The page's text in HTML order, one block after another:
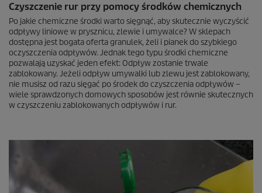
Czyszczenie rur przy pomocy środków chemicznych
Po jakie chemiczne środki warto sięgnąć, aby skutecznie wyczyścić
odpływy liniowe w prysznicu, zlewie i umywalce? W sklepach
dostępna jest bogata oferta granulek, żeli i pianek do szybkiego
oczyszczenia odpływów. Jednak tego typu środki chemiczne
pozwalają uzyskać jeden efekt: Odpływ zostanie trwale
zablokowany. Jeżeli odpływ umywalki lub zlewu jest zablokowany,
nie musisz od razu sięgać po środek do czyszczenia odpływów –
wiele sprawdzonych domowych sposobów jest równie skutecznych
w czyszczeniu zablokowanych odpływów i rur.